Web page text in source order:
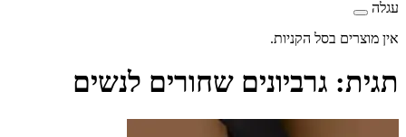
בסל הקניות.
גרביונים שחורים לנשים